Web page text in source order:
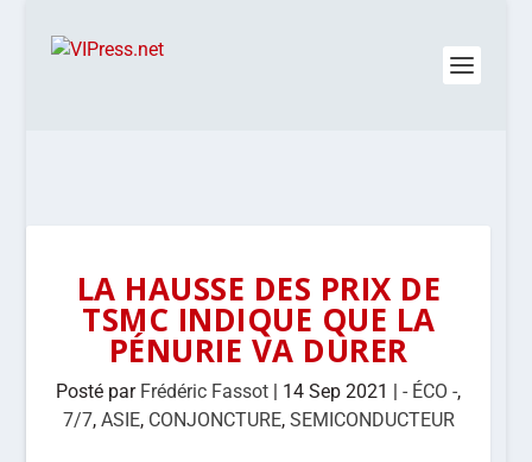
LA HAUSSE DES PRIX DE
TSMC INDIQUE QUE LA
PÉNURIE VA DURER
Posté par Frédéric Fassot | 14 Sep 2021 |- ÉCO -,
7/7, ASIE, CONJONCTURE, SEMICONDUCTEUR